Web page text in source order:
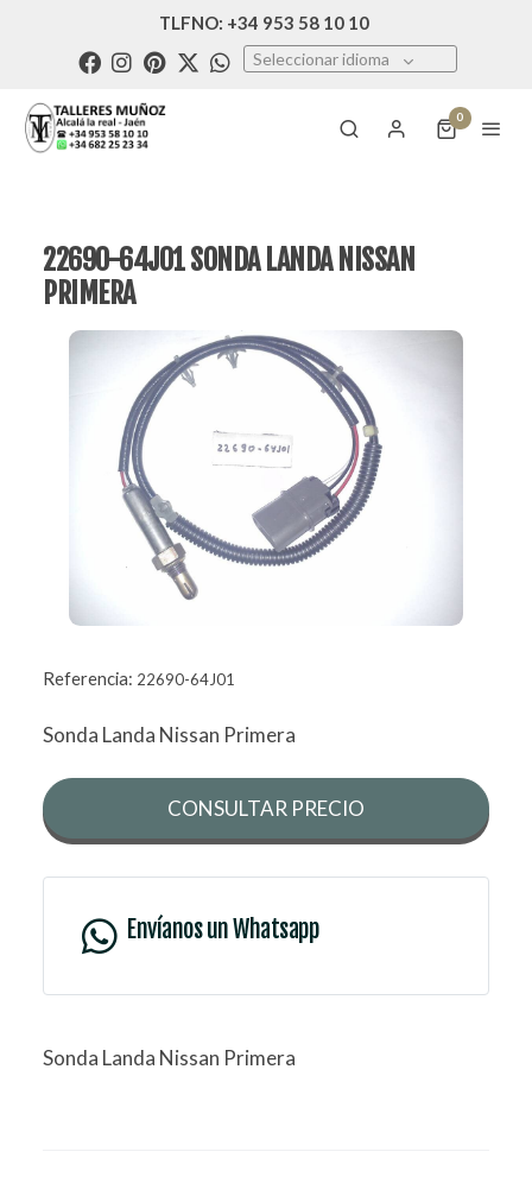
TLFNO: +34 953 58 10 10
Seleccionar idioma
0
22690-64J01 SONDA LANDA NISSAN
PRIMERA
Referencia: 22690-64J01
Sonda Landa Nissan Primera
CONSULTAR PRECIO
Envíanos un Whatsapp
Sonda Landa Nissan Primera